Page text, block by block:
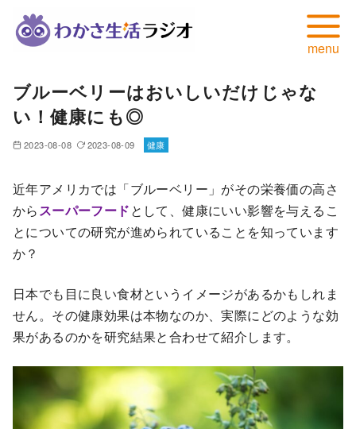
ブルーベリーはおいしいだけじゃな
い！健康にも◎
2023-08-08 2023-08-09 健康
近年アメリカでは「ブルーベリー」がその栄養価の高さ
からスーパーフードとして、健康にいい影響を与えるこ
とについての研究が進められていることを知っています
か？
日本でも目に良い食材というイメージがあるかもしれま
せん。その健康効果は本物なのか、実際にどのような効
果があるのかを研究結果と合わせて紹介します。